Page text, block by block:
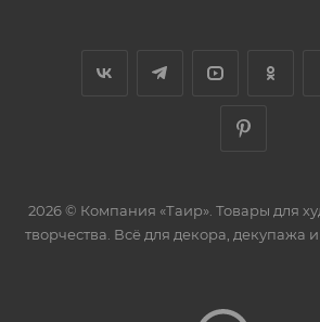
2026 © Компания «Таир». Товары для
творчества. Всё для декора, декупажа